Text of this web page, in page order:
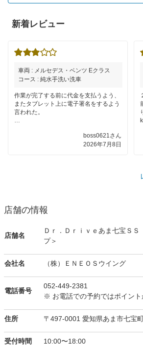
新着レビュー
車両 : メルセデス・ベンツ Eクラス
コース : 純水手洗い洗車
作業が完了する前に代金を支払うよう、
またタブレット上に電子署名をするよう
言われた。
度目だが、こんな経験をしたのは初めて
たと思われる。
8月末にコーティングの予約もしてある
が、自分の大切な車をお金を払って預け
ることに関しては疑問が残りそうだ。
boss0621さん
2026年7月8日
店舗の情報
店舗名
Ｄｒ．Ｄｒｉｖｅあま七宝Ｓ
プ＞
会社名 （株）ＥＮＥＯＳウイング
電話番号
052-449-2381
※ お電話での予約ではポイント
住所 〒497-0001 愛知県あま市七宝
受付時間 10:00〜18:00